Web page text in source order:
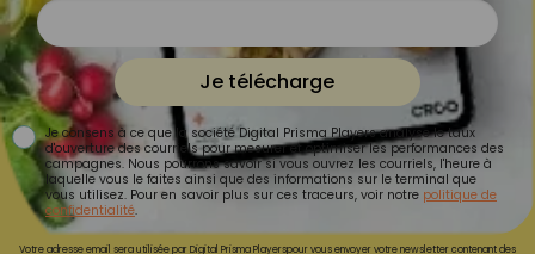
Je télécharge
Je consens à ce que la société Digital Prisma Players analyse le taux
d'ouverture des courriels pour mesurer et optimiser les performances des
campagnes. Nous pourrons savoir si vous ouvrez les courriels, l'heure à
laquelle vous le faites ainsi que des informations sur le terminal que
vous utilisez. Pour en savoir plus sur ces traceurs, voir notre politique de
confidentialité.
Votre adresse email sera utilisée par Digital Prisma Playerspour vous envoyer votre newsletter contenant des